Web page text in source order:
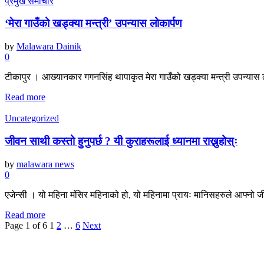
‘मेरा गाउँको खड्क्या मन्त्री’ उपन्यास लोकार्पण
by Malawara Dainik
0
टीकापुर । आख्यानकार गगनसिंह थापाकृत मेरा गाउँको खड्क्या मन्त्री
Read more
Uncategorized
जीवन साथी कस्तो हुनुपर्छ ? यी कुराहरूलाई ध्यानमा राख्नुहोस्ः
by malawara news
0
एजेन्सी । यो महिना मंसिर महिनाको हो, यो महिनामा प्रायः मानिसहरुले
Read more
Page 1 of 6 1 2 … 6 Next